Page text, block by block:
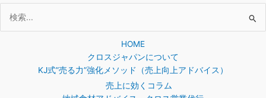
索
HOME
クロスジャパンについて
KJ式”売る力”強化メソッド（売上向上アドバイス）
売上に効くコラム